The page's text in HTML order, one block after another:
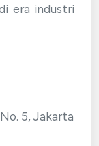
era industri
5, Jakarta